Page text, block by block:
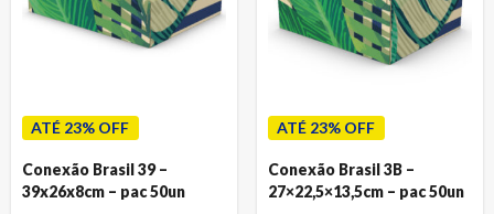
ATÉ 23% OFF
Conexão Brasil 39 –
39x26x8cm – pac 50un
ATÉ 23% OFF
Conexão Brasil 3B –
27×22,5×13,5cm – pac 50un